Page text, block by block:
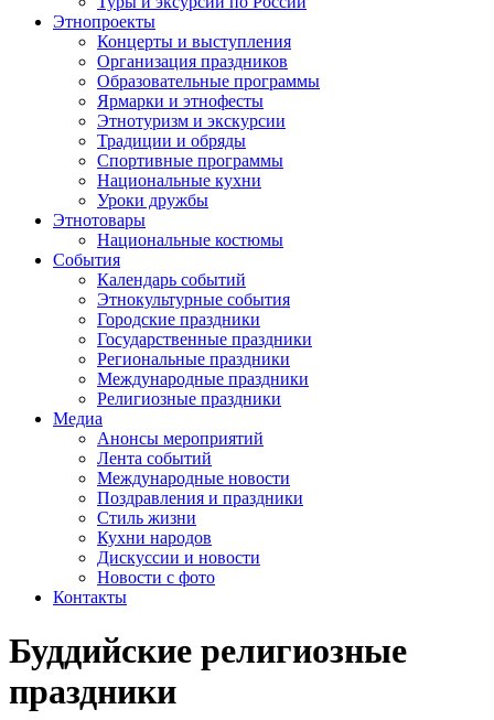
Этнопроекты
Концерты и выступления
Организация праздников
Образовательные программы
Ярмарки и этнофесты
Этнотуризм и экскурсии
Традиции и обряды
Спортивные программы
Национальные кухни
Уроки дружбы
Этнотовары
Национальные костюмы
События
Календарь событий
Этнокультурные события
Городские праздники
Государственные праздники
Региональные праздники
Международные праздники
Религиозные праздники
Медиа
Анонсы мероприятий
Лента событий
Международные новости
Поздравления и праздники
Cтиль жизни
Кухни народов
Дискуссии и новости
Новости с фото
Контакты
Буддийские религиозные
праздники